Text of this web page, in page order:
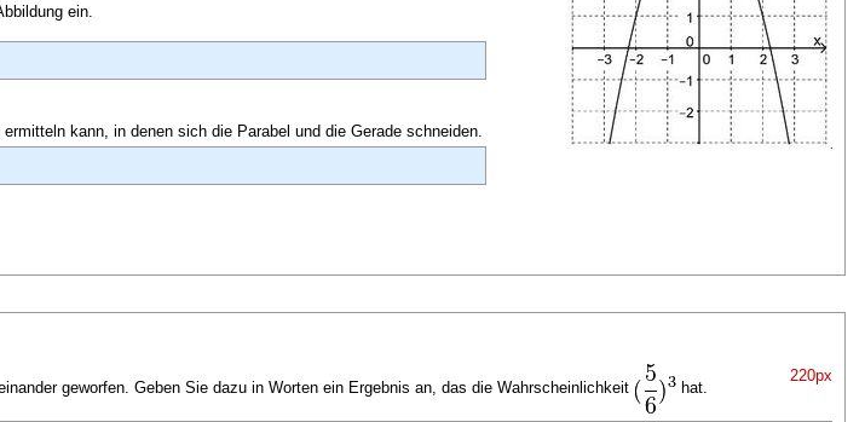
ein.
kann, in denen sich die Parabel und die Gerade schneiden.
220px
geworfen. Geben Sie dazu in Worten ein Ergebnis an, das die Wahrscheinlichkeit hat.